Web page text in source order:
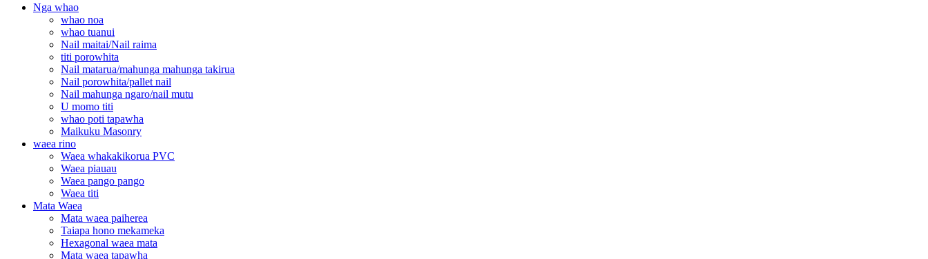
Nga whao
whao noa
whao tuanui
Nail maitai/Nail raima
titi porowhita
Nail matarua/mahunga mahunga takirua
Nail porowhita/pallet nail
Nail mahunga ngaro/nail mutu
U momo titi
whao poti tapawha
Maikuku Masonry
waea rino
Waea whakakikorua PVC
Waea piauau
Waea pango pango
Waea titi
Mata Waea
Mata waea paiherea
Taiapa hono mekameka
Hexagonal waea mata
Mata waea tapawha